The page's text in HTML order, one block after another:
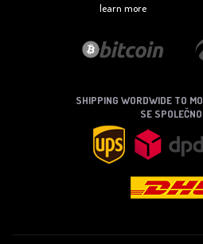
learn more
SHIPPING WORDWIDE TO
SE